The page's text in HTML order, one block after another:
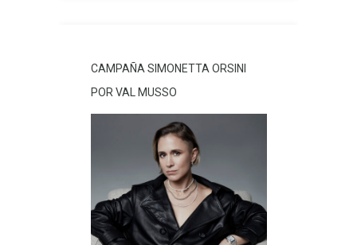
CAMPAÑA SIMONETTA ORSINI
POR VAL MUSSO